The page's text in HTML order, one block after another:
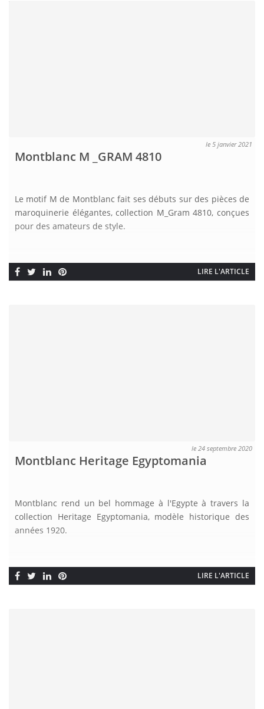
le 5 janvier 2021
Montblanc M _GRAM 4810
Le motif M de Montblanc fait ses débuts sur des pièces de
maroquinerie élégantes, collection M_Gram 4810, conçues
pour des amateurs de style.
LIRE L'ARTICLE
le 24 septembre 2020
Montblanc Heritage Egyptomania
Montblanc rend un bel hommage à l'Egypte à travers la
collection Heritage Egyptomania, modèle historique des
années 1920.
LIRE L'ARTICLE